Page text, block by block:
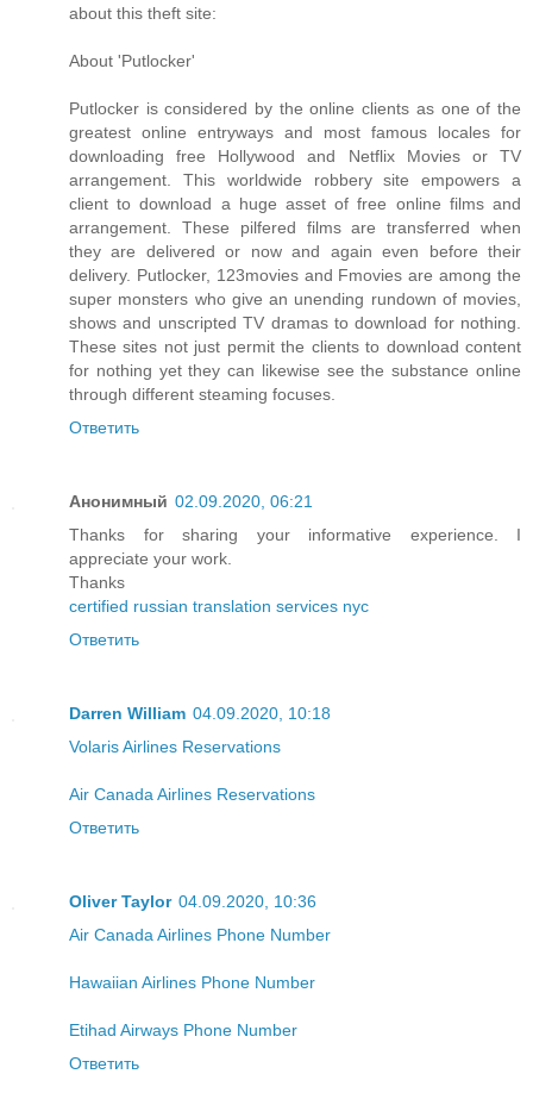
about this theft site:
About 'Putlocker'
Putlocker is considered by the online clients as one of the
greatest online entryways and most famous locales for
downloading free Hollywood and Netflix Movies or TV
arrangement. This worldwide robbery site empowers a
client to download a huge asset of free online films and
arrangement. These pilfered films are transferred when
they are delivered or now and again even before their
delivery. Putlocker, 123movies and Fmovies are among the
super monsters who give an unending rundown of movies,
shows and unscripted TV dramas to download for nothing.
These sites not just permit the clients to download content
for nothing yet they can likewise see the substance online
through different steaming focuses.
Ответить
Анонимный 02.09.2020, 06:21
Thanks for sharing your informative experience. I
appreciate your work.
Thanks
certified russian translation services nyc
Ответить
Darren William 04.09.2020, 10:18
Volaris Airlines Reservations
Air Canada Airlines Reservations
Ответить
Oliver Taylor 04.09.2020, 10:36
Air Canada Airlines Phone Number
Hawaiian Airlines Phone Number
Etihad Airways Phone Number
Ответить